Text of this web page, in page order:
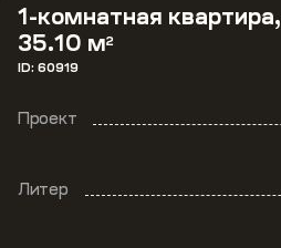
1-комнатная квартира,
35.10 м2
ID: 60919
Проект
Литер